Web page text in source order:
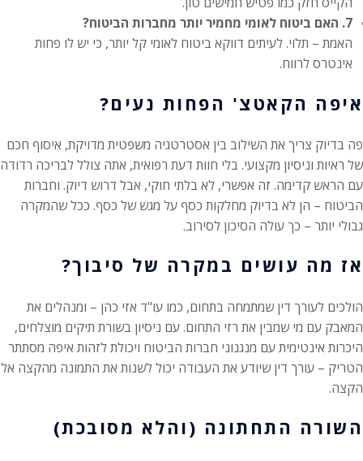
7. האם ביטוח לאומי מחמיר יותר מחברות הביטוח?
האמת – תלוי. לעיתים דווקא ביטוח לאומי קל יותר, כי יש לו פחות
אינטרס לרווח.
איפה הקאטצ' הפחות נעים?
פה בדיוק צריך את השילוב בין אסטרטגיה משפטית מדויקת, איסוף חכם
של ראיות וניסיון מקצועי. בלי חוות דעת רפואית, אתה צולל לבריכה רדודה
עם הראש קדימה. זה אפשרי, לא בלתי חוקי, אבל דרוש דיוק. וחברות
הביטוח – הן לא בדיוק מחלקות כסף על מגש של כסף. ככל שהמקרה
גבולי יותר – כך עולה הסיכון לסירוב.
אז מה עושים במקרה של סיבוך?
הולכים לעורך דין שמתמחה בתחום, כמו עו"ד אזי כהן – ומנהלים את
המאבק עם מי שמבין את רזי התחום. עם ניסיון בשורת תיקים מוצלחים,
היכרות אינטימית עם מנגנוני חברות הביטוח ויכולת לזהות איפה מסתתר
הטריק – עורך דין שיודע את העבודה יכול לשנות את התמונה מהקצה אל
הקצה.
השורה התחתונה (והלא מסובכת)